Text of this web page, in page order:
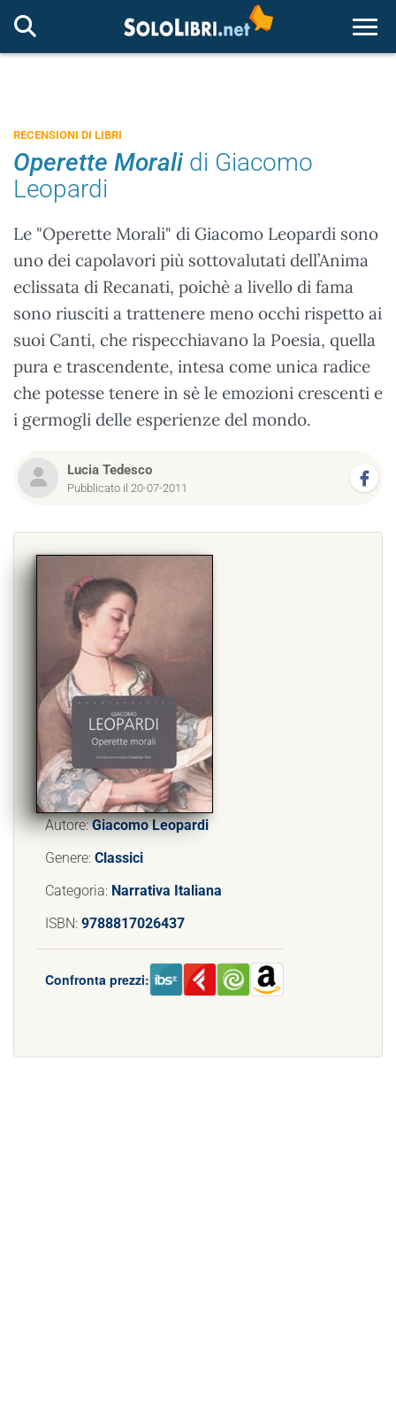
RECENSIONI DI LIBRI
Operette Morali di Giacomo
Leopardi
Le "Operette Morali" di Giacomo Leopardi sono
uno dei capolavori più sottovalutati dell’Anima
eclissata di Recanati, poichè a livello di fama
sono riusciti a trattenere meno occhi rispetto ai
suoi Canti, che rispecchiavano la Poesia, quella
pura e trascendente, intesa come unica radice
che potesse tenere in sè le emozioni crescenti e
i germogli delle esperienze del mondo.
Lucia Tedesco
Pubblicato il 20-07-2011
Autore:Giacomo Leopardi
Genere: Classici
Categoria: Narrativa Italiana
ISBN: 9788817026437
Confronta prezzi: